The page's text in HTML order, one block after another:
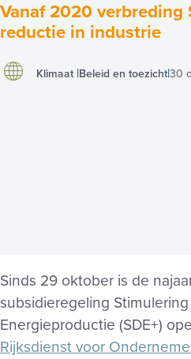
Vanaf 2020 verbreding
reductie in industrie
Klimaat Beleid en toezicht 30
Sinds 29 oktober is de
subsidieregeling
Energieproductie (SDE+)
Rijksdienst voor